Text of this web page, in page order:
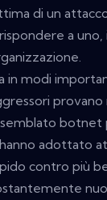
di un
a
in modi
botnet
adottato
contro più